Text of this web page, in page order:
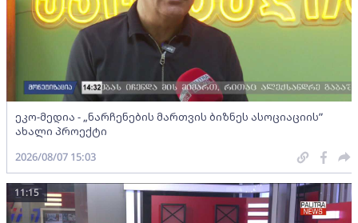
ეკო-მედია - „ნარჩენების მართვის ბიზნეს ასოციაციის”
ახალი პროექტი
2026/08/07 15:03
11:15